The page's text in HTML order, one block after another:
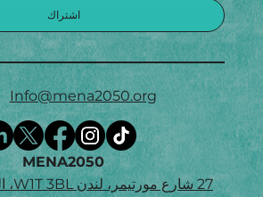
اشتراك
Info@mena2050.org
MENA2050
27 شارع مورتيمر، لندن W1T 3BL، المملكة المتحدة